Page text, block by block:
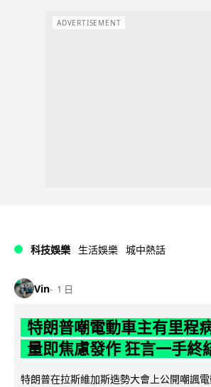
ADVERTISEMENT
科技娛樂 生活娛樂 城中熱話
Vin 1 日
特朗普嘲電動車主有里程
量即焦慮發作 狂言一手終
特朗普在拉斯維加斯造勢大會上公開嘲諷